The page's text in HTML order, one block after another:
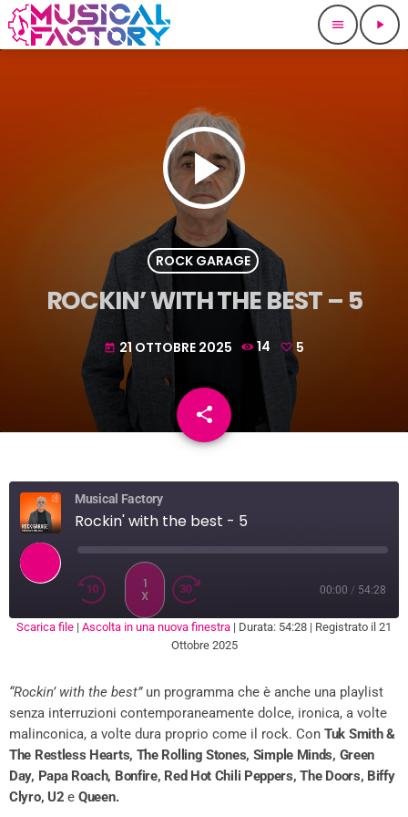
menu play_arrow
play_arrow
ROCK GARAGE
ROCKIN’ WITH THE BEST – 5
today 21 OTTOBRE 2025 14 5
share
email
Musical Factory
Rockin' with the best - 5
1
X
00:00 / 54:28
LINK
EMBED
Scarica file | Ascolta in una nuova finestra | Durata: 54:28 | Registrato il 21
Ottobre 2025
“Rockin’ with the best”un programma che è anche una playlist
senza interruzioni contemporaneamente dolce, ironica, a volte
malinconica, a volte dura proprio come il rock. Con Tuk Smith &
The Restless Hearts, The Rolling Stones, Simple Minds, Green
Day, Papa Roach, Bonfire, Red Hot Chili Peppers, The Doors, Biffy
Clyro, U2 e Queen.